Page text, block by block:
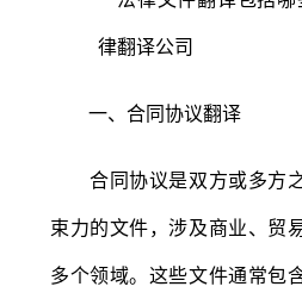
一、合同协议翻译
合同协议是双方或多方
束力的文件，涉及商业、贸
多个领域。这些文件通常包